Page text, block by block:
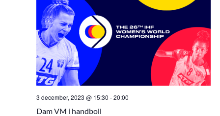
3 december, 2023 @ 15:30 -20:00
Dam VM i handboll